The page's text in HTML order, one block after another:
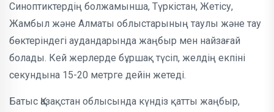
Синоптиктердің болжамынша, Түркістан, Жетісу,
Жамбыл және Алматы облыстарының таулы және тау
бөктеріндегі аудандарында жаңбыр мен найзағай
болады. Кей жерлерде бұршақ түсіп, желдің екпіні
секундына 15-20 метрге дейін жетеді.
Батыс Қазақстан облысында күндіз қатты жаңбыр,